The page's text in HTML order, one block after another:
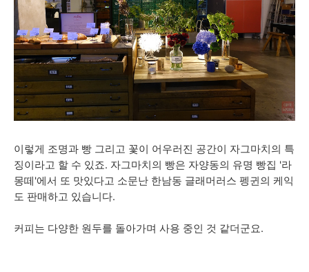
이렇게 조명과 빵 그리고 꽃이 어우러진 공간이 자그마치의 특
징이라고 할 수 있죠. 자그마치의 빵은 자양동의 유명 빵집 '라
몽떼'에서 또 맛있다고 소문난 한남동 글래머러스 펭귄의 케익
도 판매하고 있습니다.
커피는 다양한 원두를 돌아가며 사용 중인 것 같더군요.